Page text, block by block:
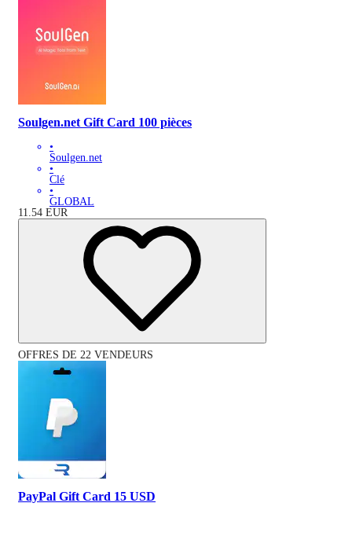
Soulgen.net Gift Card 100 pièces
•
Soulgen.net
•
Clé
•
GLOBAL
11.54 EUR
OFFRES DE 22 VENDEURS
PayPal Gift Card 15 USD